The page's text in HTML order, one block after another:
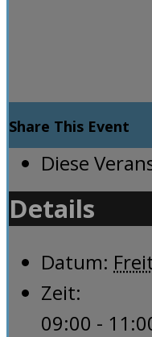
Share This Event
Diese
Details
Datum:
Zeit:
09:00 -